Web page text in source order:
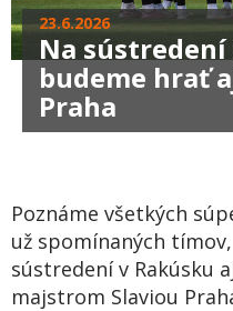
23.6.2026
Na sústredení
budeme hrať
Praha
Poznáme všetkých
už spomínaných
sústredení v Rakúsku
majstrom Slaviou